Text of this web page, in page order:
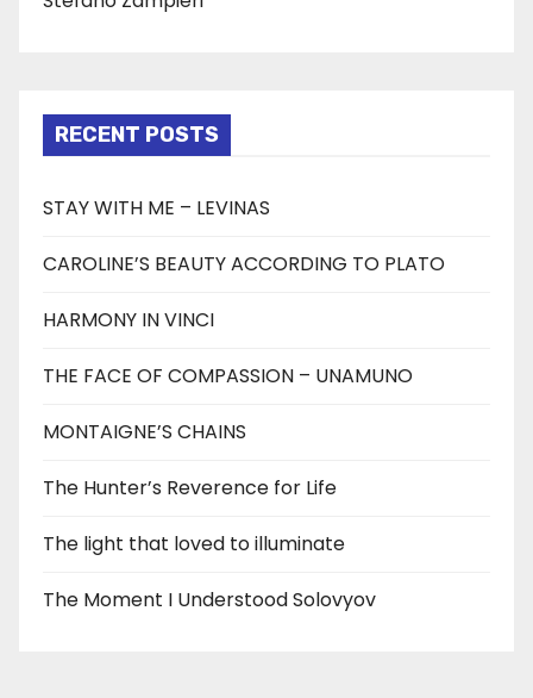
RECENT POSTS
STAY WITH ME – LEVINAS
CAROLINE’S BEAUTY ACCORDING TO PLATO
HARMONY IN VINCI
THE FACE OF COMPASSION – UNAMUNO
MONTAIGNE’S CHAINS
The Hunter’s Reverence for Life
The light that loved to illuminate
The Moment I Understood Solovyov